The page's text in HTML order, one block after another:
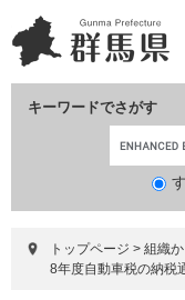
ー
ジ
ニ
ュ
て
キーワードでさがす
トップページ > 組織
8年度自動車税の納税